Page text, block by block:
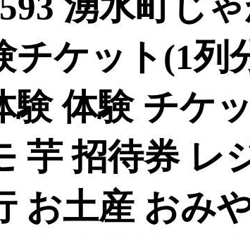
チケット(1列
験 体験 チケ
芋 招待券 レ
お土産 おみ